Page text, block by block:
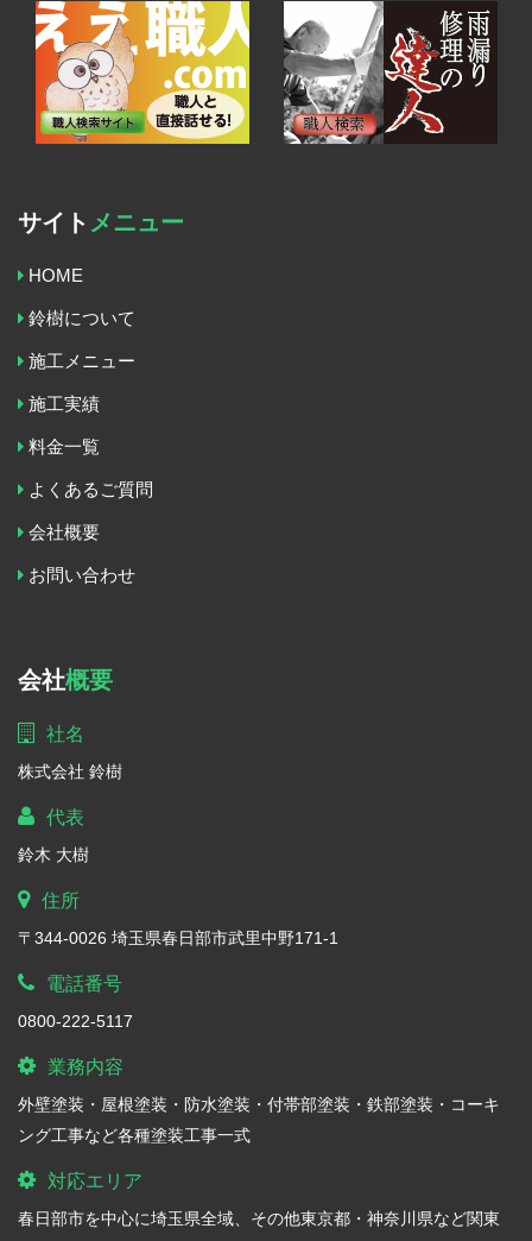
サイト メニュー
HOME
鈴樹について
施工メニュー
施工実績
料金一覧
よくあるご質問
会社概要
お問い合わせ
会社概要
社名
株式会社 鈴樹
代表
鈴木 大樹
住所
〒344-0026 埼玉県春日部市武里中野171-1
電話番号
0800-222-5117
業務内容
外壁塗装・屋根塗装・防水塗装・付帯部塗装・鉄部塗装・コーキ
ング工事など各種塗装工事一式
対応エリア
春日部市を中心に埼玉県全域、その他東京都・神奈川県など関東